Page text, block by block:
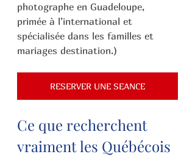
photographe en Guadeloupe,
primée à l’international et
spécialisée dans les familles et
mariages destination.)
RESERVER UNE SEANCE
Ce que recherchent
vraiment les Québécois